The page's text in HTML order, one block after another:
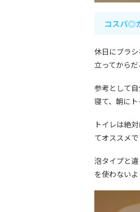
コスパ◎
休日にブラ
立ってからだ
参考として
寝て、朝にト
トイレは絶
てオススメで
泡タイプと
を使わない